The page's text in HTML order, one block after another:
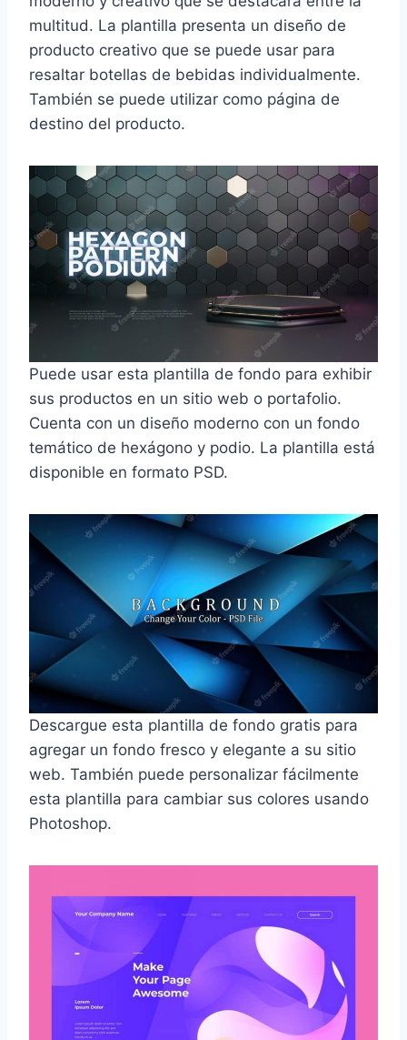
multitud. La plantilla presenta un diseño de
producto creativo que se puede usar para
resaltar botellas de bebidas individualmente.
También se puede utilizar como página de
destino del producto.
Puede usar esta plantilla de fondo para exhibir
sus productos en un sitio web o portafolio.
Cuenta con un diseño moderno con un fondo
temático de hexágono y podio. La plantilla está
disponible en formato PSD.
Descargue esta plantilla de fondo gratis para
agregar un fondo fresco y elegante a su sitio
web. También puede personalizar fácilmente
esta plantilla para cambiar sus colores usando
Photoshop.